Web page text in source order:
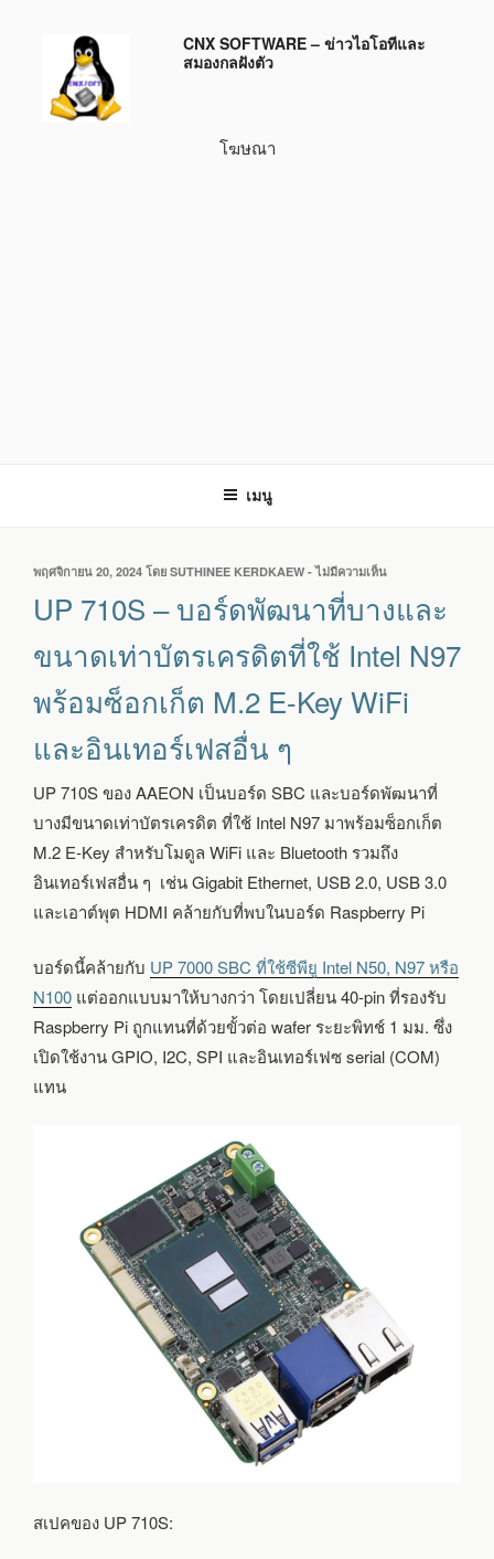
บทความ
CNX SOFTWARE – ข่าวไอโอทีและ
สมองกลฝังตัว
โฆษณา
เมนู
เขียน
ที่
พฤศจิกายน 20, 2024 โดย SUTHINEE KERDKAEW -ไม่มีความเห็น
710S
บอร์ด
ที่
บาง
บัตร
เครดิต
ที่
INTEL
N97
พร้อม
อก
เก็ต
E-
KEY
UP 710S – บอร์ดพัฒนาที่บางและ
ขนาดเท่าบัตรเครดิตที่ใช้ Intel N97
พร้อมซ็อกเก็ต M.2 E-Key WiFi
และอินเทอร์เฟสอื่น ๆ
UP 710S ของ AAEON เป็นบอร์ด SBC และบอร์ดพัฒนาที่
บางมีขนาดเท่าบัตรเครดิต ที่ใช้ Intel N97 มาพร้อมซ็อกเก็ต
M.2 E-Key สำหรับโมดูล WiFi และ Bluetooth รวมถึง
อินเทอร์เฟสอื่น ๆ เช่น Gigabit Ethernet, USB 2.0, USB 3.0
และเอาต์พุต HDMI คล้ายกับที่พบในบอร์ด Raspberry Pi
บอร์ดนี้คล้ายกับ UP 7000 SBC ที่ใช้ซีพียู Intel N50, N97 หรือ
N100 แต่ออกแบบมาให้บางกว่า โดยเปลี่ยน 40-pin ที่รองรับ
Raspberry Pi ถูกแทนที่ด้วยขั้วต่อ wafer ระยะพิทช์ 1 มม. ซึ่ง
เปิดใช้งาน GPIO, I2C, SPI และอินเทอร์เฟซ serial (COM)
แทน
สเปคของ UP 710S: